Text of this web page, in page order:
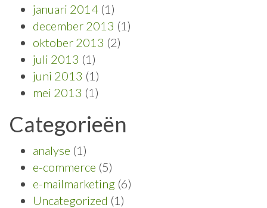
januari 2014 (1)
december 2013 (1)
oktober 2013 (2)
juli 2013 (1)
juni 2013 (1)
mei 2013 (1)
Categorieën
analyse (1)
e-commerce (5)
e-mailmarketing (6)
Uncategorized (1)